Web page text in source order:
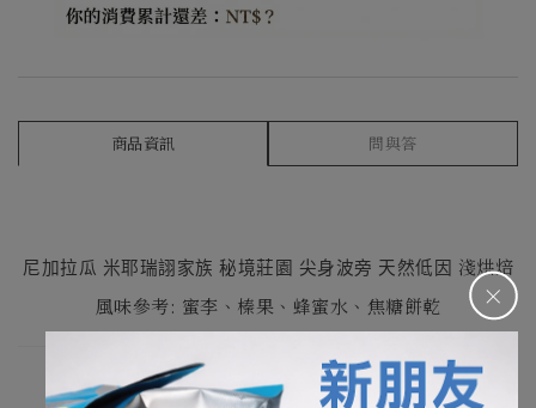
＋
商品資訊 問與答
尼加拉瓜 米耶瑞詡家族 秘境莊園 尖身波旁 天然低因 淺烘焙
風味參考: 蜜李、榛果、蜂蜜水、焦糖餅乾
我們寫下的風味來自夥伴杯測後的集體感受。